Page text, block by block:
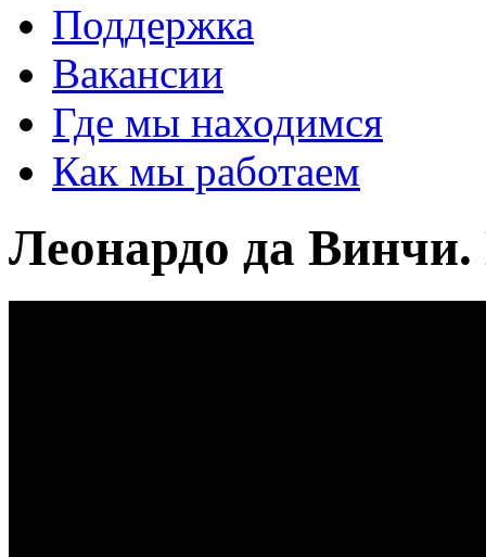
Поддержка
Вакансии
Где мы находимся
Как мы работаем
Леонардо да